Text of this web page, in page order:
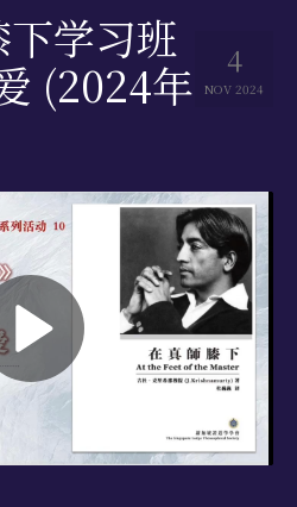
中国的历史
4
NOV 2024
学习班
(2024年